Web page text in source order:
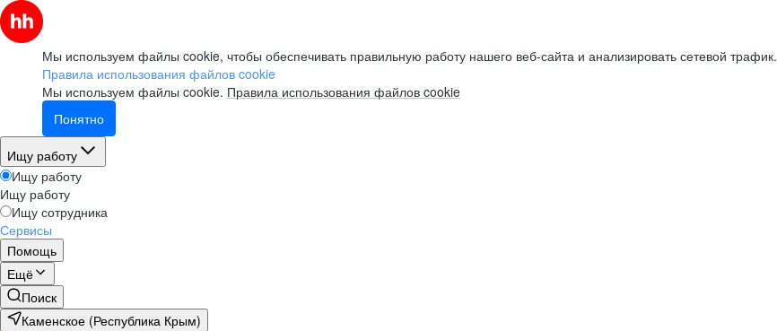
Мы используем файлы cookie, чтобы обеспечивать правильную работу нашего веб-сайта и анализировать сетевой трафик.
Правила использования файлов cookie
Мы используем файлы cookie. Правила использования файлов cookie
Понятно
Ищу работу
Ищу работу
Ищу работу
Ищу сотрудника
Сервисы
Помощь
Ещё
Поиск
Каменское (Республика Крым)